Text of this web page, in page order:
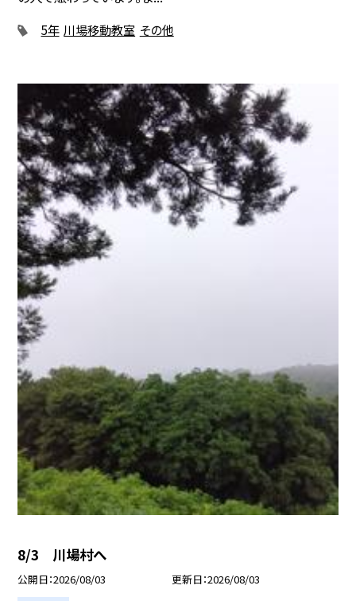
5年 川場移動教室 その他
8/3 川場村へ
公開日 2026/08/03 更新日 2026/08/03